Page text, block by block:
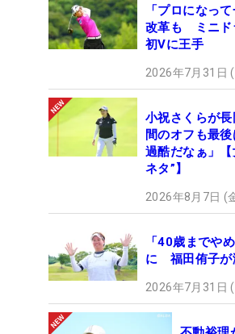
「プロになっ
改革も ミニド
初Vに王手
2026年7月31日
小祝さくらが
間のオフも最
過酷だなぁ」【
ネタ”】
2026年8月7日 (
「40歳までや
に 福田侑子が
2026年7月31日